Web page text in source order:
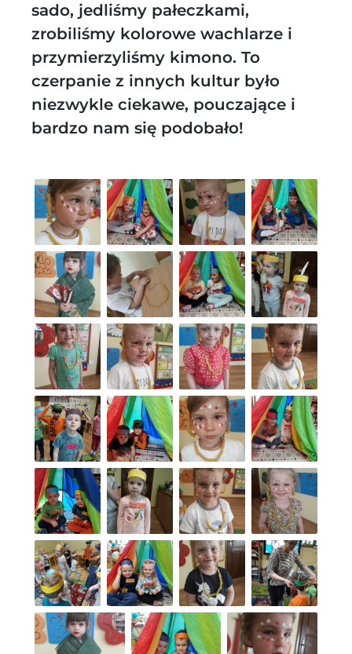
sado, jedliśmy pałeczkami,
zrobiliśmy kolorowe wachlarze i
przymierzyliśmy kimono. To
czerpanie z innych kultur było
niezwykle ciekawe, pouczające i
bardzo nam się podobało!